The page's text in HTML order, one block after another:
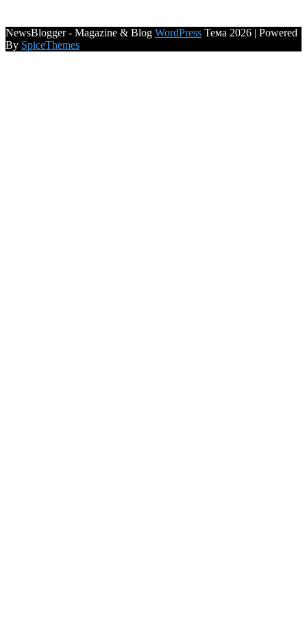
NewsBlogger - Magazine & Blog WordPress Тема 2026 | Powered
By SpiceThemes